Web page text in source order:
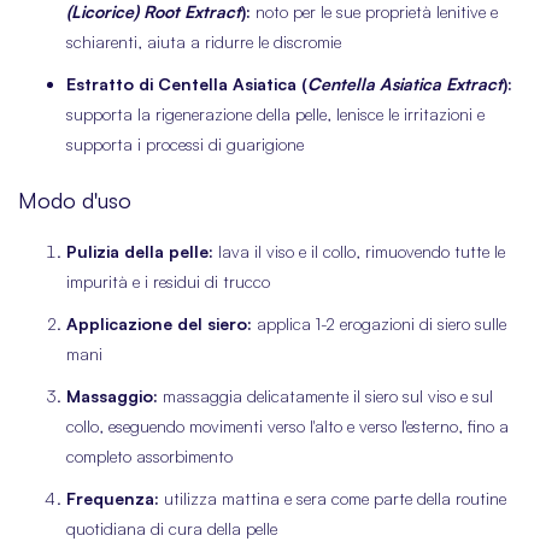
(Licorice) Root Extract): noto per le sue proprietà lenitive e
schiarenti, aiuta a ridurre le discromie
Estratto di Centella Asiatica (Centella Asiatica Extract):
supporta la rigenerazione della pelle, lenisce le irritazioni e
supporta i processi di guarigione
Modo d'uso
Pulizia della pelle: lava il viso e il collo, rimuovendo tutte le
impurità e i residui di trucco
Applicazione del siero: applica 1-2 erogazioni di siero sulle
mani
Massaggio: massaggia delicatamente il siero sul viso e sul
collo, eseguendo movimenti verso l'alto e verso l'esterno, fino a
completo assorbimento
Frequenza: utilizza mattina e sera come parte della routine
quotidiana di cura della pelle